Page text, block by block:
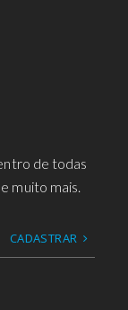
de todas
muito mais.
CADASTRAR